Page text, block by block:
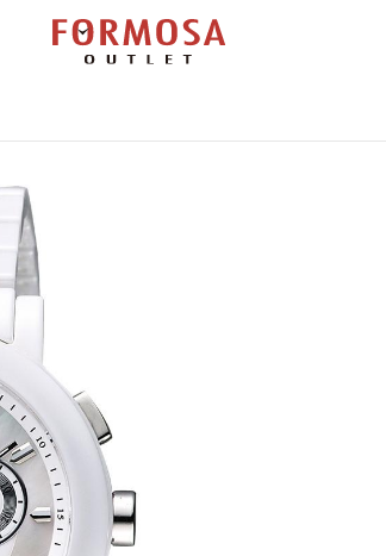
帝舵表 錶款搜尋 維修服務